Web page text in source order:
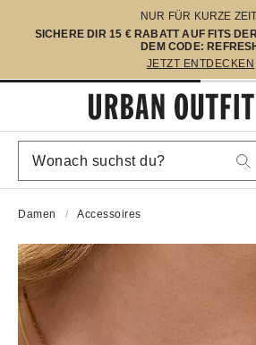
NUR FÜR KURZE
SICHERE DIR 15 € RABATT AUF FITS
DEM CODE: REFRESH
JETZT ENTDECKEN
Damen Accessoires